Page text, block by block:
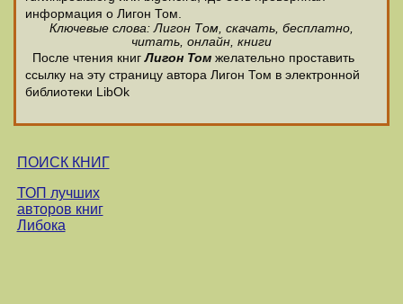
информация о Лигон Том.
Ключевые слова: Лигон Том, скачать, бесплатно,
читать, онлайн, книги
После чтения книгЛигон Том желательно проставить
ссылку на эту страницу автора Лигон Том в электронной
библиотеки LibOk
ПОИСК КНИГ
ТОП лучших
авторов книг
Либока